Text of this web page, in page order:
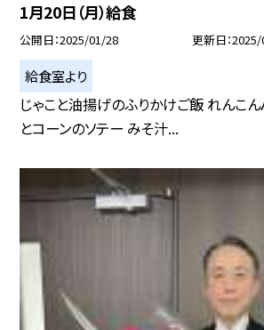
1月20日（月）給食
公開日 2025/01/28 更新日
給食室より
じゃこと油揚げのふりかけご飯 れんこ
とコーンのソテー みそ汁...